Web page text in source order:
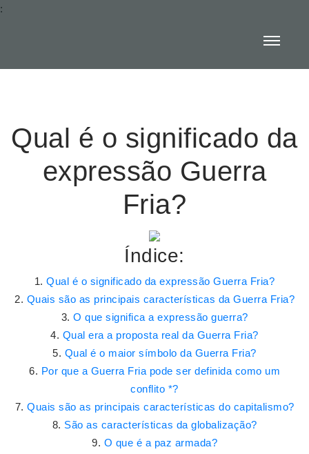
:
Qual é o significado da
expressão Guerra
Fria?
Índice:
Qual é o significado da expressão Guerra Fria?
Quais são as principais características da Guerra Fria?
O que significa a expressão guerra?
Qual era a proposta real da Guerra Fria?
Qual é o maior símbolo da Guerra Fria?
Por que a Guerra Fria pode ser definida como um
conflito *?
Quais são as principais características do capitalismo?
São as características da globalização?
O que é a paz armada?